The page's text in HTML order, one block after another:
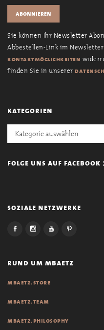
Sie können Ihr Newsletter-
Abbestellen-Link im
kontaktmöglichkeiten
finden Sie in unserer
kategorien
Kategorien
folge uns auf facebook
soziale netzwerke
rund um mbaetz
mbaetz.store
mbaetz.team
mbaetz.philosophy